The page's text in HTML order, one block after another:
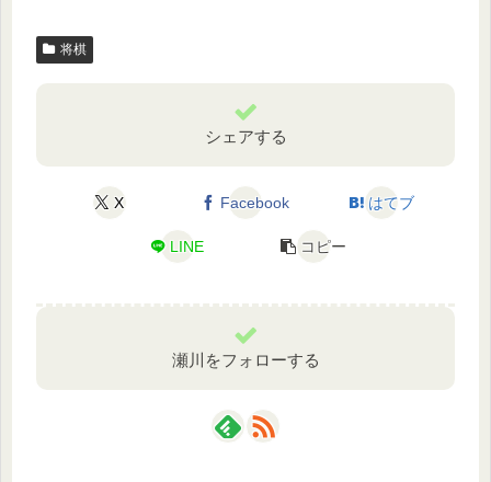
将棋
シェアする
X Facebook はてブ
LINE コピー
瀬川をフォローする